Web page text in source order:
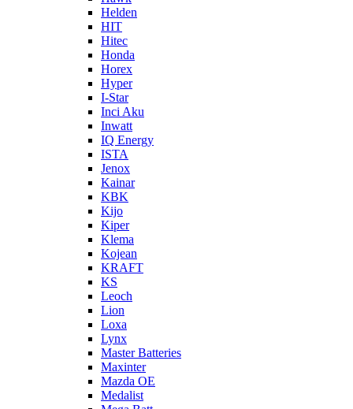
Helden
HIT
Hitec
Honda
Horex
Hyper
I-Star
Inci Aku
Inwatt
IQ Energy
ISTA
Jenox
Kainar
KBK
Kijo
Kiper
Klema
Kojean
KRAFT
KS
Leoch
Lion
Loxa
Lynx
Master Batteries
Maxinter
Mazda OE
Medalist